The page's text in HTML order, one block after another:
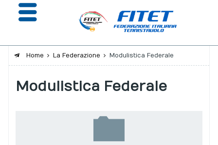
Giustizia
Home La Federazione Modulistica Federale
Modulistica Federale